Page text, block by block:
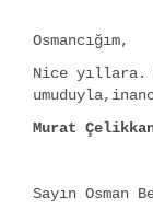
Osmancığım,
Nice yıllara.
Murat
Sayın Osman